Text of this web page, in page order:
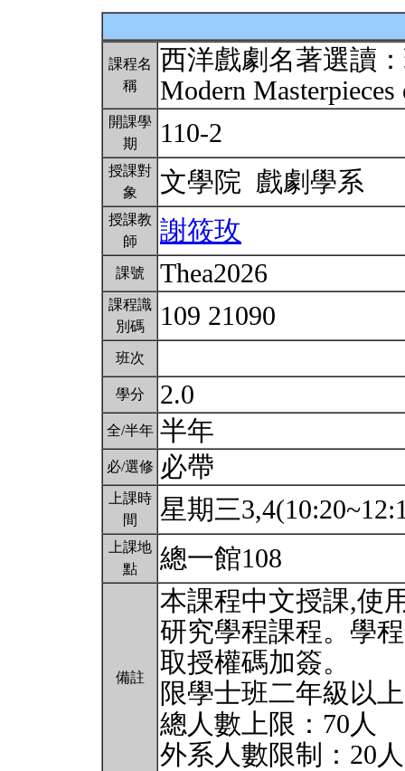
課程名
稱
西洋戲劇名著選讀
Modern
開課學
期
110-2
授課對
象
文學院 戲劇學系
授課教
師
謝筱玫
課號 Thea2026
課程識
別碼
109 21090
班次
學分 2.0
全/半年 半年
必/選修 必帶
上課時
間
星期三
上課地
點
總一館108
備註
本課程中文授課,使
研究學程課程。學
取授權碼加簽。
限學士班二年級以上
總人數上限：70人
外系人數限制：20